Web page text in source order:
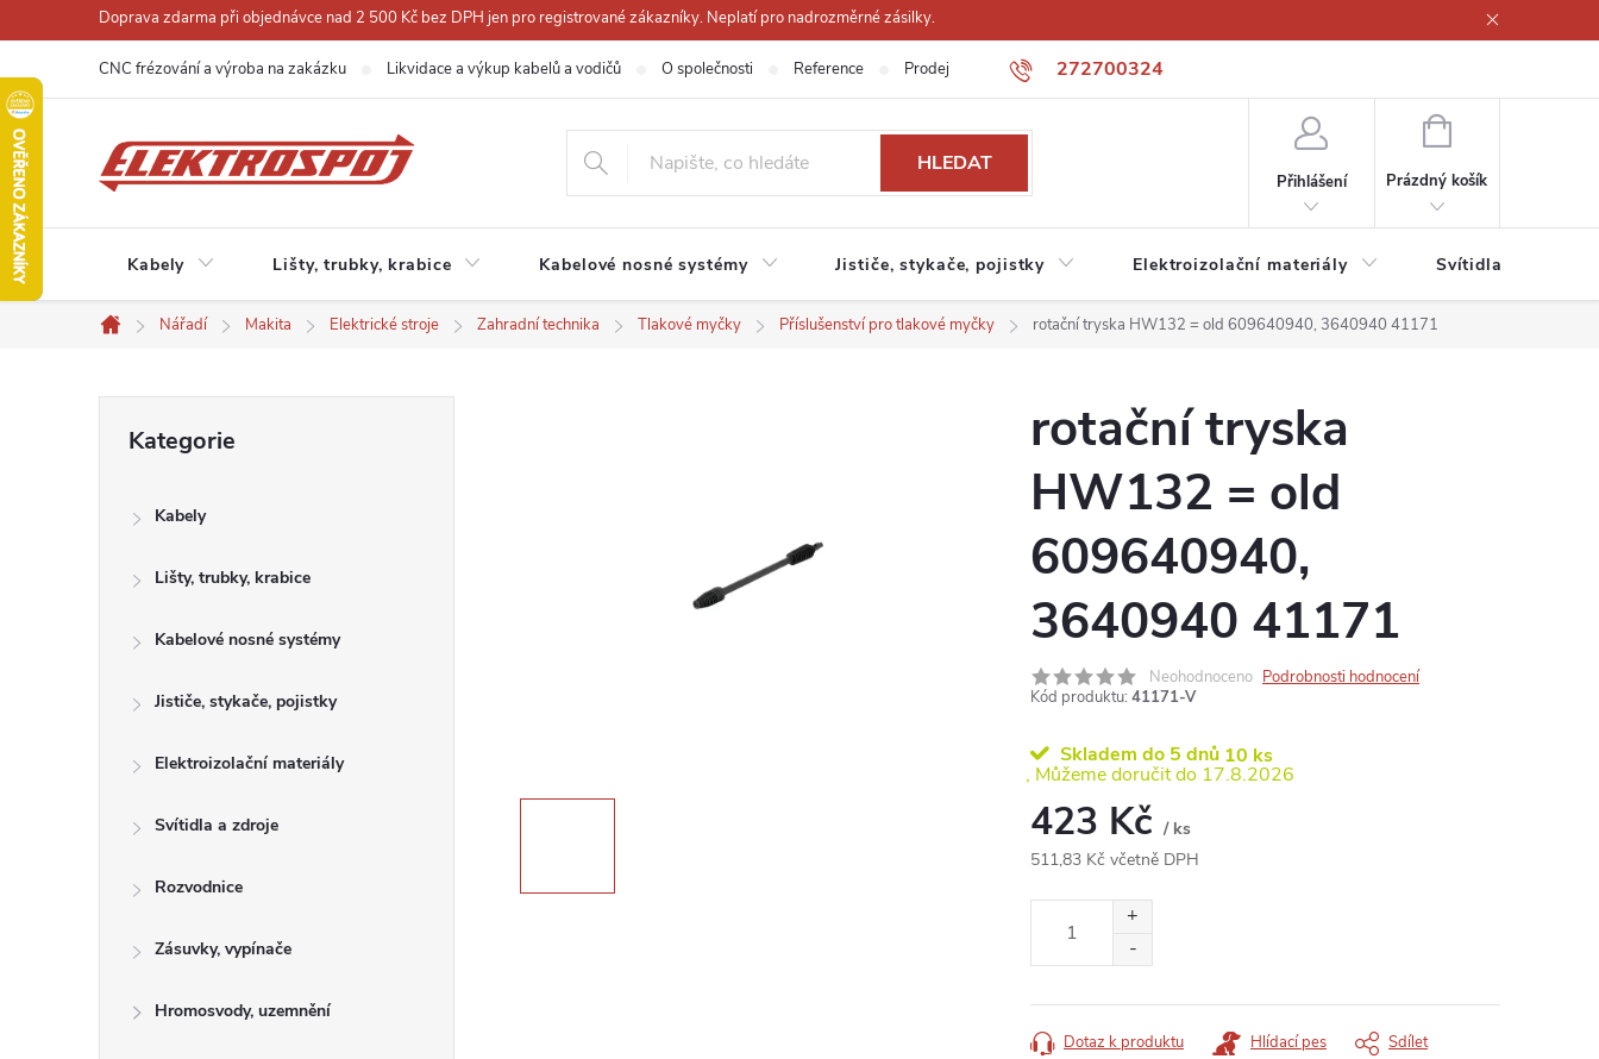
na
obsah
Doprava zdarma při objednávce nad 2 500 Kč bez DPH jen pro registrované zákazníky. Neplatí pro nadrozměrné zásilky.
272700324
CNC frézování a výroba na zakázku Likvidace a výkup kabelů a vodičů O společnosti Reference Prodejna Obchodní podmínky
HLEDAT
Přihlášení
NÁKUPNÍ
Prázdný košík
Kabely Lišty, trubky, krabice Kabelové nosné systémy Jističe, stykače, pojistky Elektroizolační materiály Svítidla a zdroje
Domů
Nářadí Makita Elektrické stroje Zahradní technika Tlakové myčky Příslušenství pro tlakové myčky rotační tryska HW132 = old 609640940, 3640940 41171
kategorie
Kategorie
Kabely
Lišty, trubky, krabice
Kabelové nosné systémy
Jističe, stykače, pojistky
Elektroizolační materiály
Svítidla a zdroje
Rozvodnice
Zásuvky, vypínače
Hromosvody, uzemnění
rotační tryska
HW132 = old
609640940,
3640940 41171
Neohodnoceno Podrobnosti hodnocení
Kód produktu: 41171-V
Skladem do 5 dnů 10 ks
17.8.2026
423 Kč / ks
511,83 Kč včetně DPH
Dotaz k produktu Hlídací pes Sdílet